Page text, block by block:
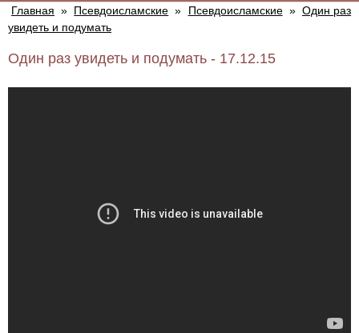
Главная » Псевдоисламские » Псевдоисламские » Один раз
увидеть и подумать
Один раз увидеть и подумать - 17.12.15